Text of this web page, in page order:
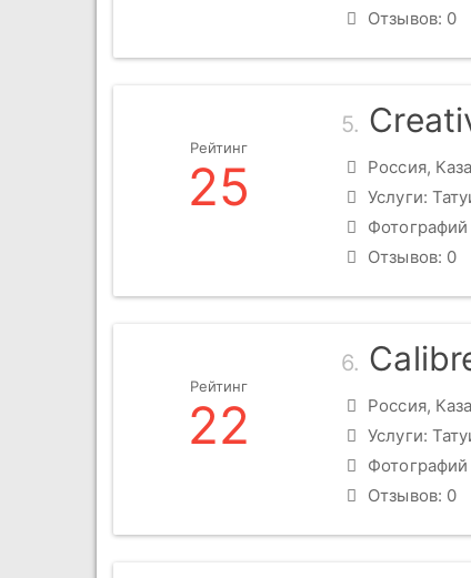
Отзывов: 0
5.
Россия,
Услуги:
Фотографий
Отзывов: 0
Рейтинг
25
6.
Россия,
Услуги:
Фотографий
Отзывов: 0
Рейтинг
22